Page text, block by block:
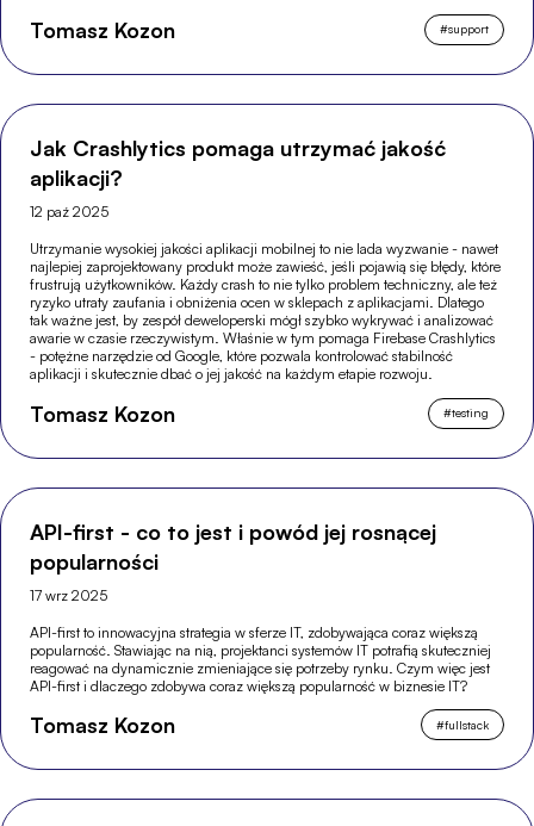
Tomasz Kozon #support
Jak Crashlytics pomaga utrzymać jakość
aplikacji?
12 paź 2025
Utrzymanie wysokiej jakości aplikacji mobilnej to nie lada wyzwanie - nawet
najlepiej zaprojektowany produkt może zawieść, jeśli pojawią się błędy, które
frustrują użytkowników. Każdy crash to nie tylko problem techniczny, ale też
ryzyko utraty zaufania i obniżenia ocen w sklepach z aplikacjami. Dlatego
tak ważne jest, by zespół deweloperski mógł szybko wykrywać i analizować
awarie w czasie rzeczywistym. Właśnie w tym pomaga Firebase Crashlytics
- potężne narzędzie od Google, które pozwala kontrolować stabilność
aplikacji i skutecznie dbać o jej jakość na każdym etapie rozwoju.
Tomasz Kozon #testing
API-first - co to jest i powód jej rosnącej
popularności
17 wrz 2025
API-first to innowacyjna strategia w sferze IT, zdobywająca coraz większą
popularność. Stawiając na nią, projektanci systemów IT potrafią skuteczniej
reagować na dynamicznie zmieniające się potrzeby rynku. Czym więc jest
API-first i dlaczego zdobywa coraz większą popularność w biznesie IT?
Tomasz Kozon #fullstack